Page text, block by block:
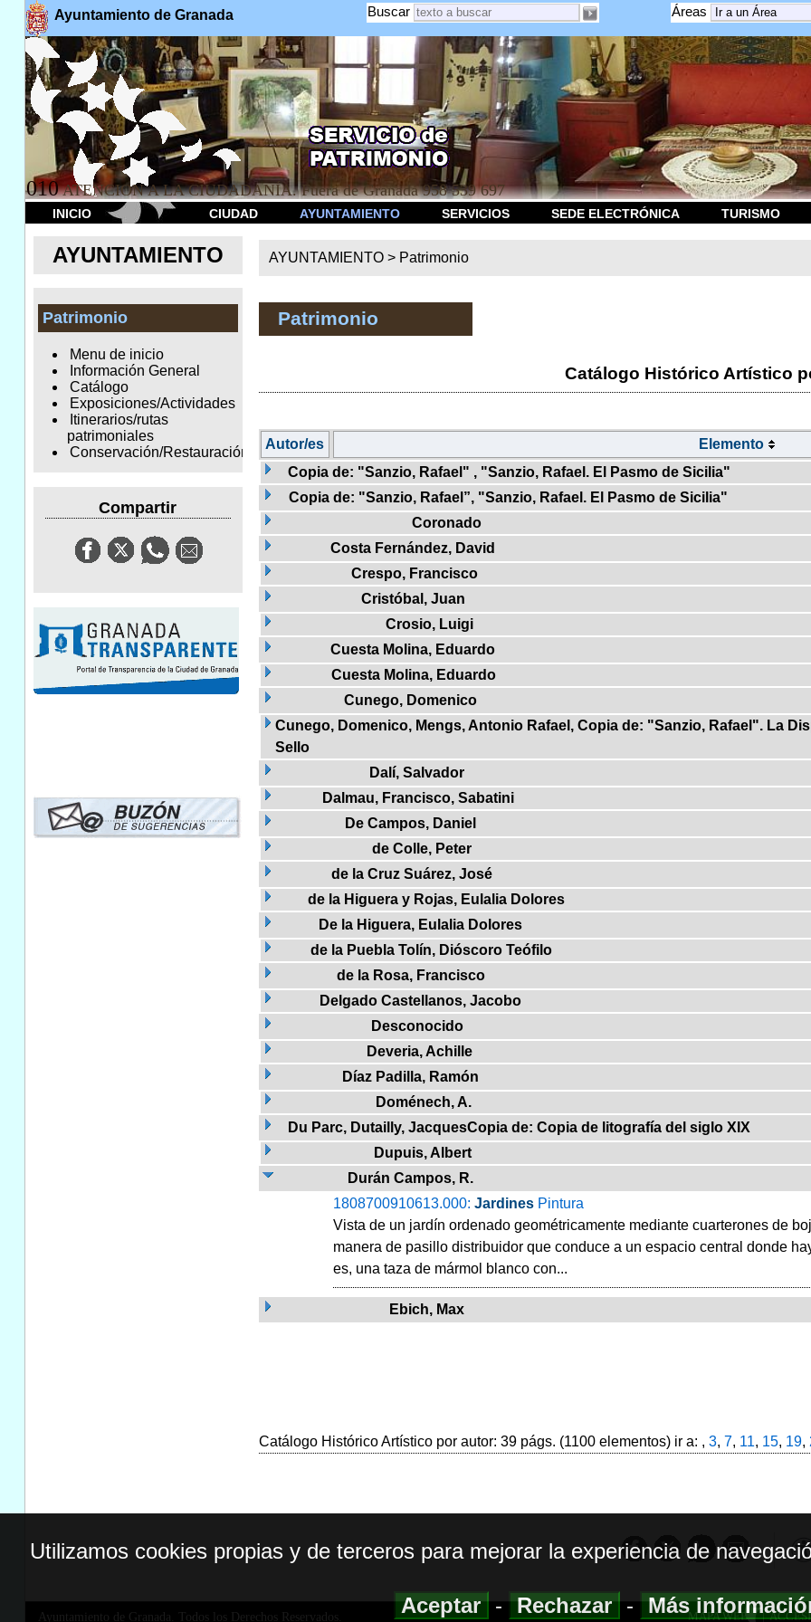
Ayuntamiento de Granada Áreas
Buscar
010 ATENCION A LA CIUDADANÍA. Fuera de Granada 958 539 697
INICIO CIUDAD AYUNTAMIENTO SERVICIOS SEDE ELECTRÓNICA TURISMO
AYUNTAMIENTO
Patrimonio
Menu de inicio
Información General
Catálogo
Exposiciones/Actividades
Itinerarios/rutas
patrimoniales
Conservación/Restauración
Compartir
AYUNTAMIENTO > Patrimonio
Patrimonio
Catálogo Histórico Artístico
Autor/es Elemento
Copia de: "Sanzio, Rafael" , "Sanzio, Rafael. El Pasmo de Sicilia"
Copia de: "Sanzio, Rafael”, "Sanzio, Rafael. El Pasmo de Sicilia"
Coronado
Costa Fernández, David
Crespo, Francisco
Cristóbal, Juan
Crosio, Luigi
Cuesta Molina, Eduardo
Cuesta Molina, Eduardo
Cunego, Domenico
Cunego, Domenico, Mengs, Antonio Rafael, Copia de: "Sanzio, Rafael". La
Sello
Dalí, Salvador
Dalmau, Francisco, Sabatini
De Campos, Daniel
de Colle, Peter
de la Cruz Suárez, José
de la Higuera y Rojas, Eulalia Dolores
De la Higuera, Eulalia Dolores
de la Puebla Tolín, Dióscoro Teófilo
de la Rosa, Francisco
Delgado Castellanos, Jacobo
Desconocido
Deveria, Achille
Díaz Padilla, Ramón
Doménech, A.
Du Parc, Dutailly, JacquesCopia de: Copia de litografía del siglo XIX
Dupuis, Albert
Durán Campos, R.
1808700910613.000: Jardines Pintura
Vista de un jardín ordenado geométricamente mediante cuarterones de
manera de pasillo distribuidor que conduce a un espacio central donde
es, una taza de mármol blanco con...
Ebich, Max
Catálogo Histórico Artístico por autor: 39 págs. (1100 elementos) ir a: , 3, 7, 11, 15, 19,
Ayuntamiento de Granada. Todos los Derechos Reservados. MAPA WEB|
Utilizamos cookies propias y de terceros para mejorar la experiencia de
Aceptar-Rechazar-Más